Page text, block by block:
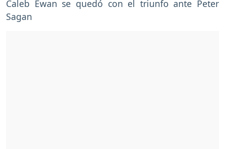
Caleb Ewan se quedó con el triunfo ante Peter
Sagan